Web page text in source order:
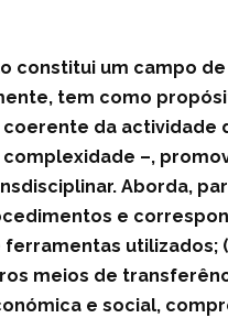
constitui um campo
tem como
da actividade
–,
Aborda,
e
utilizados;
meios de
e social,